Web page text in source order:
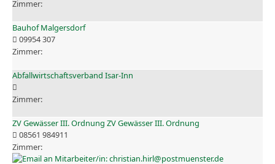
Bauhof Malgersdorf
09954 307
Abfallwirtschaftsverband Isar-Inn
ZV Gewässer III. Ordnung ZV Gewässer III. Ordnung
08561 984911